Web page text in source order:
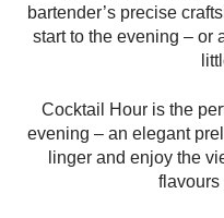
bartender’s precise
start to the evening – or
Cocktail Hour is the
evening – an elegant
linger and enjoy the
flavours